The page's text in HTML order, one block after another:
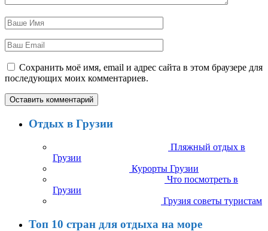
Сохранить моё имя, email и адрес сайта в этом браузере для
последующих моих комментариев.
Отдых в Грузии
Пляжный отдых в
Грузии
Курорты Грузии
Что посмотреть в
Грузии
Грузия советы туристам
Топ 10 стран для отдыха на море